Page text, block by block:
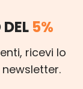
5%
ricevi lo